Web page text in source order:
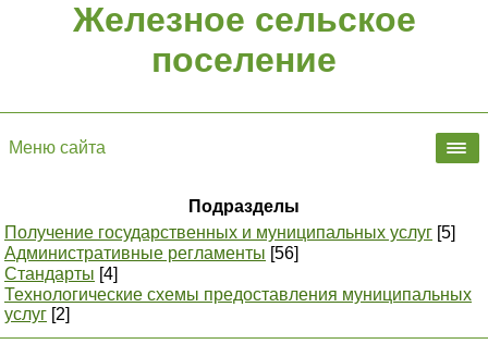
Железное сельское
поселение
Меню сайта
Подразделы
Получение государственных и муниципальных услуг [5]
Административные регламенты [56]
Стандарты [4]
Технологические схемы предоставления муниципальных
услуг [2]